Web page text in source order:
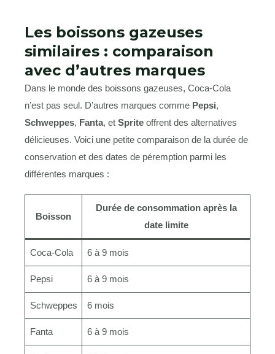
Les boissons gazeuses
similaires : comparaison
avec d’autres marques
Dans le monde des boissons gazeuses, Coca-Cola
n’est pas seul. D’autres marques comme Pepsi,
Schweppes, Fanta, et Sprite offrent des alternatives
délicieuses. Voici une petite comparaison de la durée de
conservation et des dates de péremption parmi les
différentes marques :
Boisson
Durée de consommation après la
date limite
Coca-Cola 6 à 9 mois
Pepsi 6 à 9 mois
Schweppes 6 mois
Fanta 6 à 9 mois